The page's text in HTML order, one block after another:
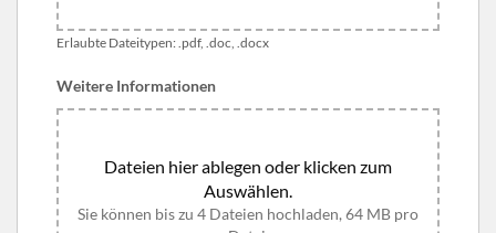
Erlaubte Dateitypen: .pdf, .doc, .docx
Weitere Informationen
Dateien hier ablegen oder klicken zum
Auswählen.
Sie können bis zu 4 Dateien hochladen, 64 MB pro